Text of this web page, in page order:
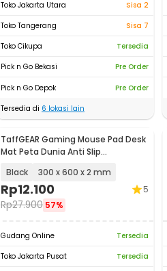
Toko Jakarta Utara
Sisa 2
Toko Tangerang
Sisa 7
Toko Cikupa
Tersedia
Pick n Go Bekasi
Pre Order
Pick n Go Depok
Pre Order
Tersedia di 6 lokasi lain
TaffGEAR Gaming Mouse Pad Desk
Mat Peta Dunia Anti Slip
Black 300 x 600 x 2 mm
Rp12.100
Rp27.900 57%
5
Gudang Online
Tersedia
Toko Jakarta Pusat
Tersedia